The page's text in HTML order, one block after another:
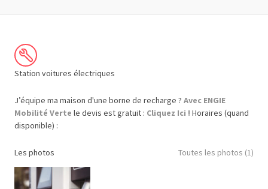
Station voitures électriques
J’équipe ma maison d'une borne de recharge ? Avec ENGIE
Mobilité Verte le devis est gratuit : Cliquez Ici ! Horaires (quand
disponible) :
Les photos Toutes les photos (1)